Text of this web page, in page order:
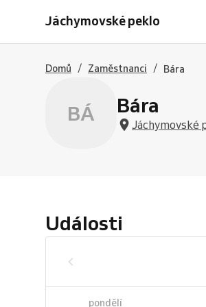
Jáchymovské peklo
Domů / Zaměstnanci / Bára
BÁ Bára
Jáchymovské
Události
pondělí